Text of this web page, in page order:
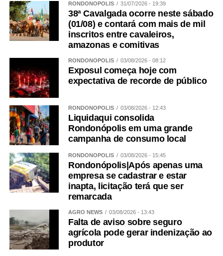
RONDONÓPOLIS 31/07/2026 - 19:39
38ª Cavalgada ocorre neste sábado
(01/08) e contará com mais de mil
inscritos entre cavaleiros,
amazonas e comitivas
RONDONÓPOLIS 03/08/2026 - 08:12
Exposul começa hoje com
expectativa de recorde de público
RONDONÓPOLIS 03/08/2026 - 12:43
Liquidaqui consolida
Rondonópolis em uma grande
campanha de consumo local
RONDONÓPOLIS 03/08/2026 - 15:45
Rondonópolis|Após apenas uma
empresa se cadastrar e estar
inapta, licitação terá que ser
remarcada
AGRO NEWS 03/08/2026 - 13:43
Falta de aviso sobre seguro
agrícola pode gerar indenização ao
produtor